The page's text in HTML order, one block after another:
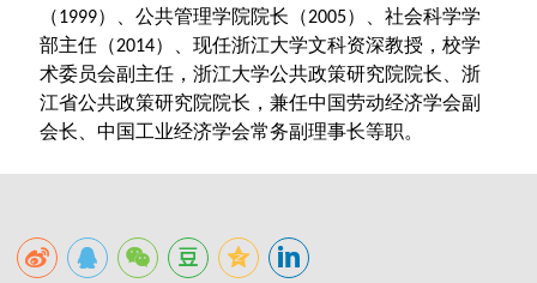
（1999）、公共管理学院院长（2005）、社会科学学
部主任（2014）、现任浙江大学文科资深教授，校学
术委员会副主任，浙江大学公共政策研究院院长、浙
江省公共政策研究院院长，兼任中国劳动经济学会副
会长、中国工业经济学会常务副理事长等职。